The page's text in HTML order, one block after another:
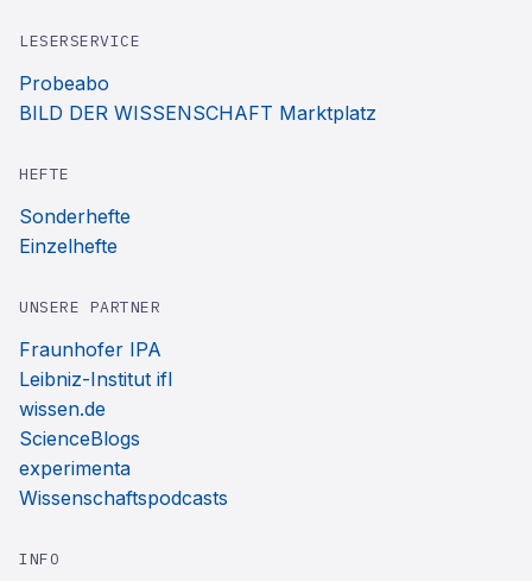
LESERSERVICE
Probeabo
BILD DER WISSENSCHAFT Marktplatz
HEFTE
Sonderhefte
Einzelhefte
UNSERE PARTNER
Fraunhofer IPA
Leibniz-Institut ifl
wissen.de
ScienceBlogs
experimenta
Wissenschaftspodcasts
INFO